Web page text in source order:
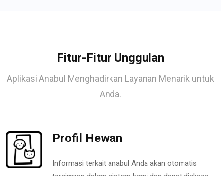
Fitur-Fitur Unggulan
Aplikasi Anabul Menghadirkan Layanan Menarik untuk
Anda.
Profil Hewan
Informasi terkait anabul Anda akan otomatis